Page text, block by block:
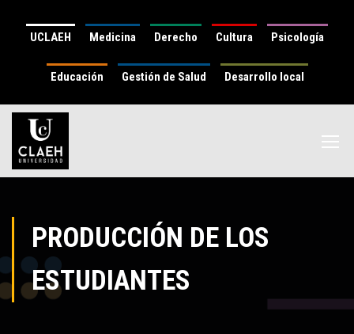
UCLAEH Medicina Derecho Cultura Psicología
Educación Gestión de Salud Desarrollo local
PRODUCCIÓN DE LOS
ESTUDIANTES